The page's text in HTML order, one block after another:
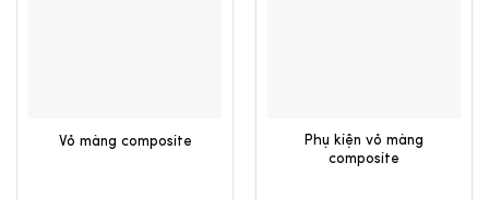
Vỏ màng composite
Phụ kiện vỏ màng
composite